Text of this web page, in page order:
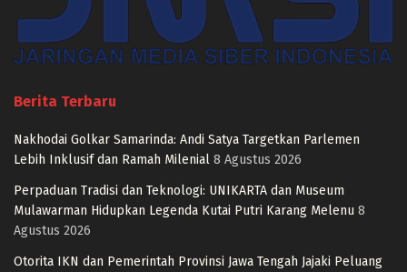
Berita Terbaru
Nakhodai Golkar Samarinda: Andi Satya Targetkan Parlemen
Lebih Inklusif dan Ramah Milenial 8 Agustus 2026
Perpaduan Tradisi dan Teknologi: UNIKARTA dan Museum
Mulawarman Hidupkan Legenda Kutai Putri Karang Melenu 8
Agustus 2026
Otorita IKN dan Pemerintah Provinsi Jawa Tengah Jajaki Peluang